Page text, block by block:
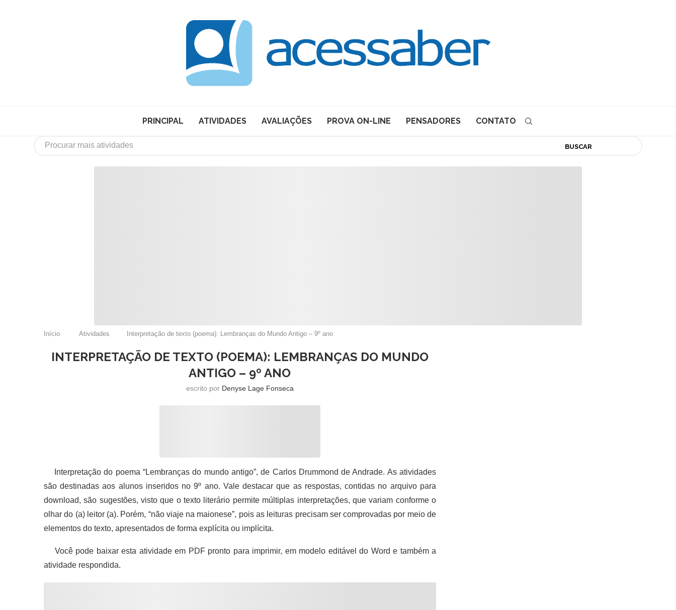
PRINCIPAL ATIVIDADES AVALIAÇÕES PROVA ON-LINE PENSADORES CONTATO
BUSCAR
Início Atividades Interpretação de texto (poema): Lembranças do Mundo Antigo – 9º ano
INTERPRETAÇÃO DE TEXTO (POEMA): LEMBRANÇAS DO MUNDO
ANTIGO – 9º ANO
escrito por Denyse Lage Fonseca
Interpretação do poema “Lembranças do mundo antigo”, de Carlos Drummond de Andrade. As atividades
são destinadas aos alunos inseridos no 9º ano. Vale destacar que as respostas, contidas no arquivo para
download, são sugestões, visto que o texto literário permite múltiplas interpretações, que variam conforme o
olhar do (a) leitor (a). Porém, “não viaje na maionese”, pois as leituras precisam ser comprovadas por meio de
elementos do texto, apresentados de forma explícita ou implícita.
Você pode baixar esta atividade em PDF pronto para imprimir, em modelo editável do Word e também a
atividade respondida.